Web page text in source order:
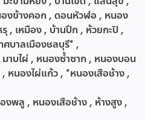
งข้างคอก , ดอนหัวฬ่อ , หนอง
, เหมือง , บ้านปึก , ห้วยกะปิ ,
ศบาลเมืองชลบุรี* ,
าบไผ่ , หนองซ้ำซาก , หนองบอน
นองไผ่แก้ว , *หนองเสือช้าง ,
พลู , หนองเสือช้าง , ห้างสูง ,